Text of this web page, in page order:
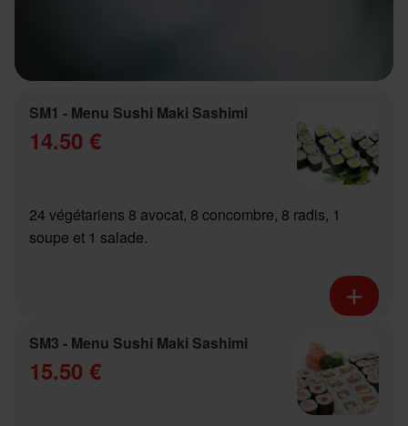
SM1 - Menu Sushi Maki Sashimi
14.50 €
24 végétariens 8 avocat, 8 concombre, 8 radis, 1
soupe et 1 salade.
SM3 - Menu Sushi Maki Sashimi
15.50 €